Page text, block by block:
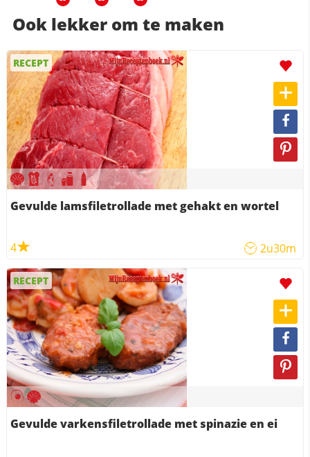
Ook lekker om te maken
RECEPT
Gevulde lamsfiletrollade met gehakt en wortel
4 2u30m
RECEPT
Gevulde varkensfiletrollade met spinazie en ei